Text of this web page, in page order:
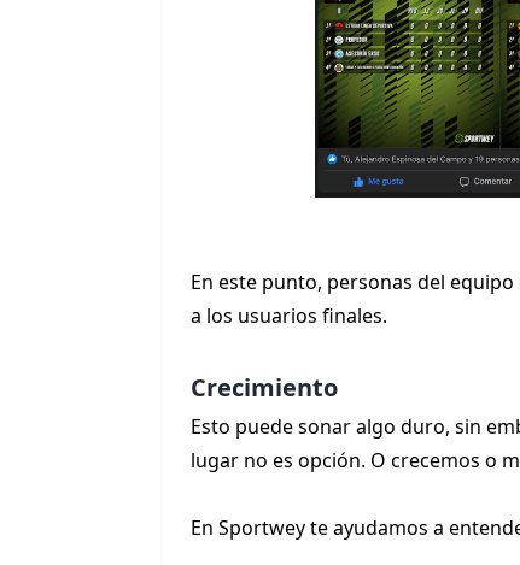
En este punto, personas del
a los usuarios finales.
Crecimiento
Esto puede sonar algo duro, sin
lugar no es opción. O crecemos o
En Sportwey te ayudamos a